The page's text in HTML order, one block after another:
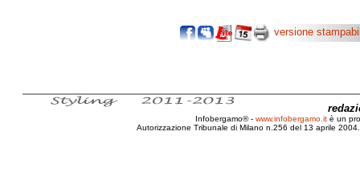
versione
Infobergamo® - www.infobergamo.it è un
Autorizzazione Tribunale di Milano n.256 del 13 aprile